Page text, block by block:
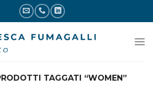
TAGGATI “WOMEN”